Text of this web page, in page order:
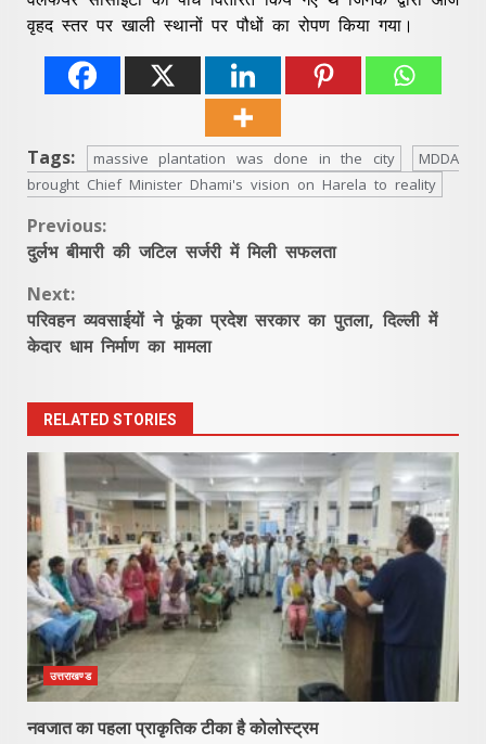
वृहद स्तर पर खाली स्थानों पर पौधों का रोपण किया गया।
Tags: massive plantation was done in the city
MDDA
brought Chief Minister Dhami's vision on Harela to reality
Continue
Reading
Previous:
दुर्लभ बीमारी की जटिल सर्जरी में मिली सफलता
Next:
परिवहन व्यवसाईयों ने फूंका प्रदेश सरकार का पुतला, दिल्ली में
केदार धाम निर्माण का मामला
RELATED STORIES
उत्तराखण्ड
नवजात का पहला प्राकृतिक टीका है कोलोस्ट्रम